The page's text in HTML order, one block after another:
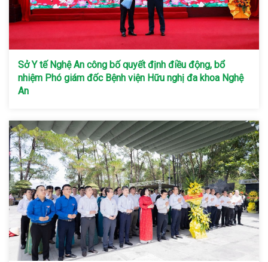
Sở Y tế Nghệ An công bố quyết định điều động, bổ
nhiệm Phó giám đốc Bệnh viện Hữu nghị đa khoa Nghệ
An